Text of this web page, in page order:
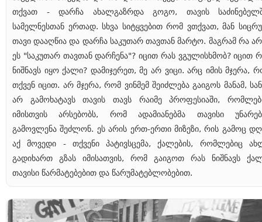
თქვათ - დარჩა ახალგაზრდა გოგო, თავის
სამელნესთან ერთად. სხვა სიტყვებით რომ ვთქვათ, მან
თავი დააღწია და დარჩა საკუთარ თავთან მარტო. მაგრამ რა
ეს "საკუთარ თავთან დარჩენა"? იცით რას ვგულისხმობ? იცით
ნიშნავს იყო ქალი? დამიჯერეთ, მე არ ვიცი. არც იმის მჯერა,
თქვენ იცით. არ მჯერა, რომ ვინმემ შეიძლება გაიგოს მანამ,
არ გამოხატავს თავის თავს რაიმე პროფესიაში,
იმისთვის არსებობს, რომ ადამიანებმა თავისი
გამოვლენა შეძლონ. ეს არის ერთ-ერთი მიზეზი, რის გამოც
აქ მოვედი - თქვენი პატივსცემა, ქალების, რომლებიც
გადიხართ გზას იმისათვის, რომ გაიგოთ რას ნიშნავს
თავისი წარმატებებით და წარუმატებლობებით.